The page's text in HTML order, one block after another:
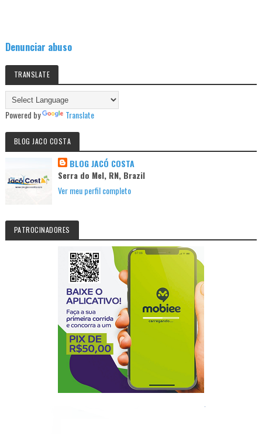
Denunciar abuso
TRANSLATE
Powered by Translate
BLOG JACO COSTA
BLOG JACÓ COSTA
Serra do Mel, RN, Brazil
Ver meu perfil completo
PATROCINADORES